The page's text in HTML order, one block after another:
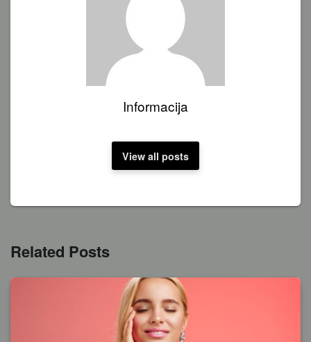
Informacija
View all posts
Related Posts